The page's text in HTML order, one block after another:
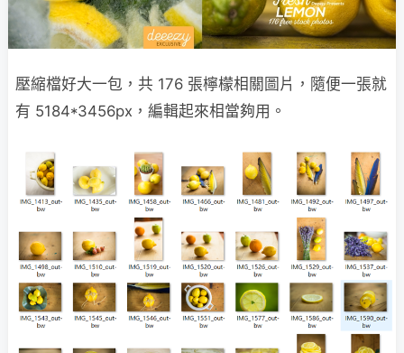
壓縮檔好大一包，共 176 張檸檬相關圖片，隨便一張就
有 5184*3456px，編輯起來相當夠用。